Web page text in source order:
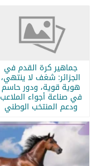
جماهير كرة القدم في
الجزائر: شغف لا ينتهي،
هوية قوية، ودور حاسم
في صناعة أجواء الملاعب
ودعم المنتخب الوطني